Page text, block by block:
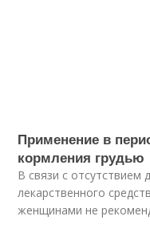
Применение в
кормления грудью
В связи с отсутствием
лекарственного
женщинами не